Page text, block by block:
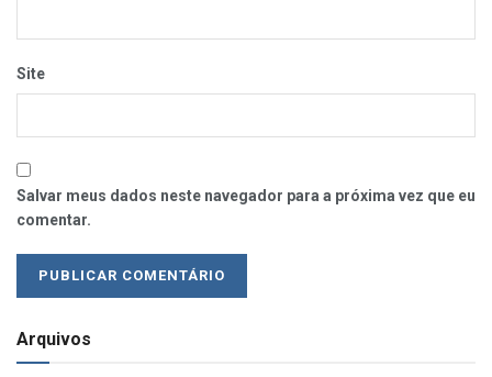
Site
Salvar meus dados neste navegador para a próxima vez que eu
comentar.
Arquivos